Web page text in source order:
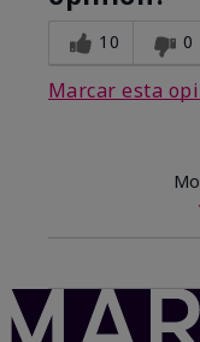
10 0
Marcar esta